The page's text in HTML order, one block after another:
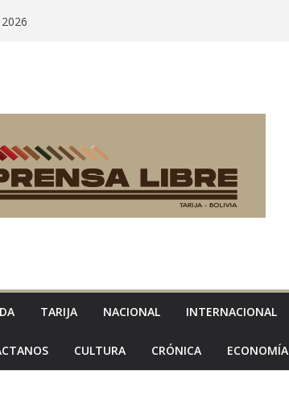
TARIJA NACIONAL INTERNACIONAL
CULTURA CRÓNICA ECONOMÍA